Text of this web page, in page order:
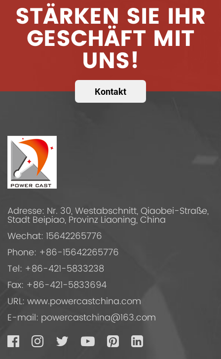
STÄRKEN SIE IHR
GESCHÄFT MIT
UNS!
Kontakt
Adresse: Nr. 30, Westabschnitt, Qiaobei-Straße,
Stadt Beipiao, Provinz Liaoning, China
Wechat: 15642265776
Phone: +86-15642265776
Tel: +86-421-5833238
Fax: +86-421-5833694
URL: www.powercastchina.com
E-mail: powercastchina@163.com